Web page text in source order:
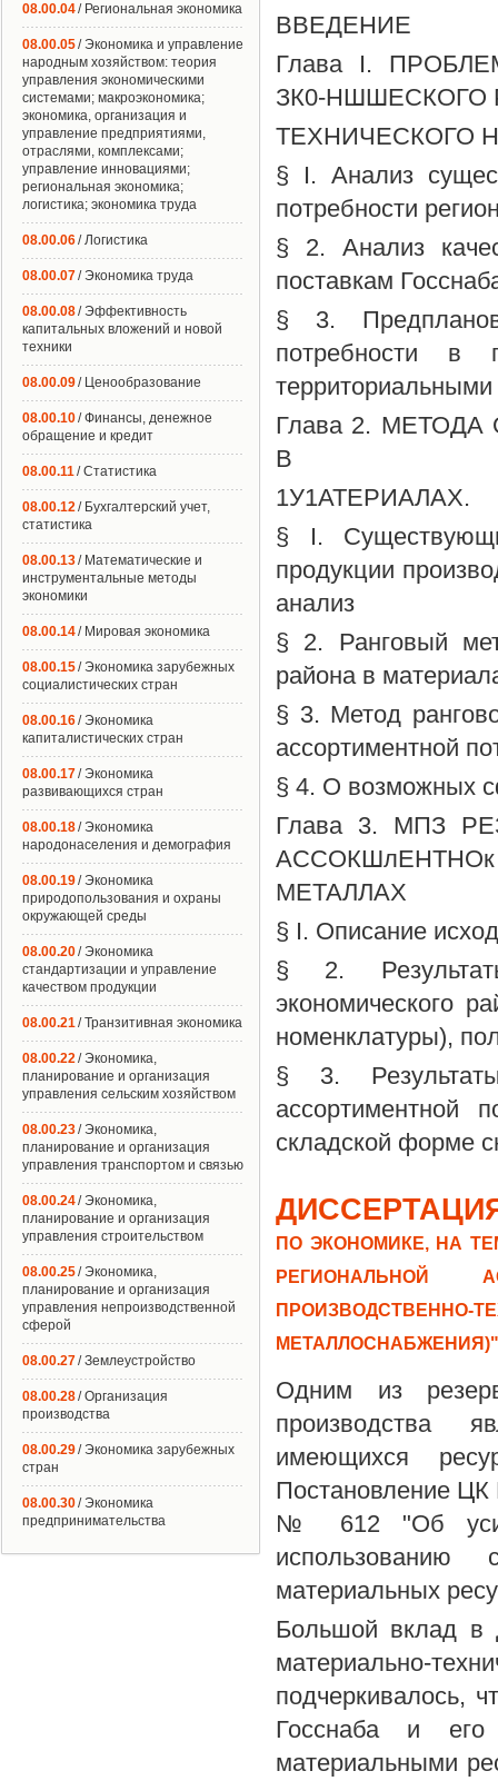
ВВЕДЕНИЕ
Глава I.
ЗК0-
ТЕХНИЧЕСКОГО
§ I. Анализ
потребности
§ 2. Анализ
поставкам
§ 3.
потребности в
Глава 2.
В
1У1АТЕРИАЛАХ.
§ I.
продукции
анализ
§ 2. Ранговый
района в
§ 3. Метод
ассортиментной
§ 4. О возможных
Глава 3. МПЗ
МЕТАЛЛАХ
§ I. Описание
§ 2.
экономического
номенклатуры),
§ 3. Результаты
ассортиментной
складской форме
ПО ЭКОНОМИКЕ, НА
РЕГИОНАЛЬНОЙ
МЕТАЛЛОСНАБЖЕНИЯ)"
Одним из
производства
имеющихся
Постановление
№ 612 "Об
использованию
материальных
Большой вклад в
материально-
подчеркивалось,
Госснаба и его
материальными
08.00.04/ Региональная экономика
08.00.05/ Экономика и управление
народным хозяйством: теория
управления экономическими
системами; макроэкономика;
экономика, организация и
управление предприятиями,
отраслями, комплексами;
управление инновациями;
региональная экономика;
логистика; экономика труда
08.00.06/ Логистика
08.00.07/ Экономика труда
08.00.08/ Эффективность
капитальных вложений и новой
техники
08.00.09/ Ценообразование
08.00.10/ Финансы, денежное
обращение и кредит
08.00.11/ Статистика
08.00.12/ Бухгалтерский учет,
статистика
08.00.13/ Математические и
инструментальные методы
экономики
08.00.14/ Мировая экономика
08.00.15/ Экономика зарубежных
социалистических стран
08.00.16/ Экономика
капиталистических стран
08.00.17/ Экономика
развивающихся стран
08.00.18/ Экономика
народонаселения и демография
08.00.19/ Экономика
природопользования и охраны
окружающей среды
08.00.20/ Экономика
стандартизации и управление
качеством продукции
08.00.21/ Транзитивная экономика
08.00.22/ Экономика,
планирование и организация
управления сельским хозяйством
08.00.23/ Экономика,
планирование и организация
управления транспортом и связью
08.00.24/ Экономика,
планирование и организация
управления строительством
08.00.25/ Экономика,
планирование и организация
управления непроизводственной
сферой
08.00.27/ Землеустройство
08.00.28/ Организация
производства
08.00.29/ Экономика зарубежных
стран
08.00.30/ Экономика
предпринимательства